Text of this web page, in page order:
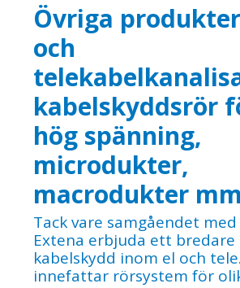
Övriga
och
kabelskyddsrör
hög spänning,
microdukter,
macrodukter mm
Tack vare samgåendet
Extena erbjuda ett
kabelskydd inom el och
innefattar rörsystem för